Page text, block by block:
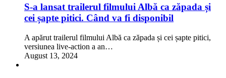
S-a lansat trailerul filmului Albă ca zăpada și
cei șapte pitici. Când va fi disponibil
A apărut trailerul filmului Albă ca zăpada și cei șapte pitici,
versiunea live-action a an…
August 13, 2024